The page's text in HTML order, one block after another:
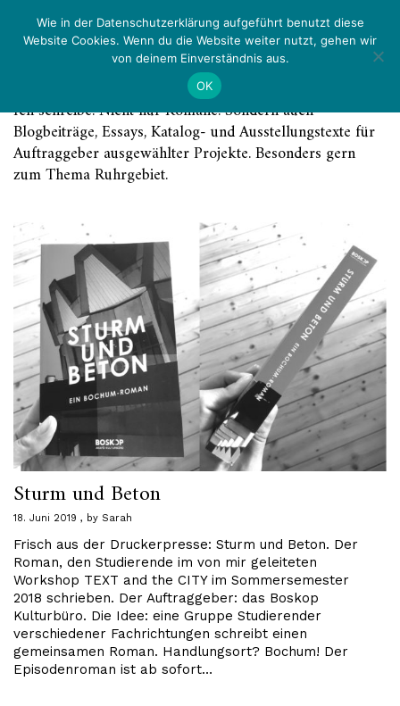
Zurück Menü
Ich schreibe. Nicht nur Romane. Sondern auch
Blogbeiträge, Essays, Katalog- und Ausstellungstexte für
Auftraggeber ausgewählter Projekte. Besonders gern
zum Thema Ruhrgebiet.
Sturm und Beton
18. Juni 2019 by Sarah
Frisch aus der Druckerpresse: Sturm und Beton. Der
Roman, den Studierende im von mir geleiteten
Workshop TEXT and the CITY im Sommersemester
2018 schrieben. Der Auftraggeber: das Boskop
Kulturbüro. Die Idee: eine Gruppe Studierender
verschiedener Fachrichtungen schreibt einen
gemeinsamen Roman. Handlungsort? Bochum! Der
Episodenroman ist ab sofort…
Wie in der Datenschutzerklärung aufgeführt benutzt diese
Website Cookies. Wenn du die Website weiter nutzt, gehen wir
von deinem Einverständnis aus.
OK